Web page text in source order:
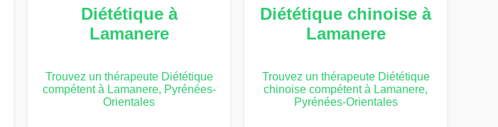
Diététique à
Lamanere
Trouvez un thérapeute Diététique
compétent à Lamanere, Pyrénées-
Orientales
Diététique chinoise à
Lamanere
Trouvez un thérapeute Diététique
chinoise compétent à Lamanere,
Pyrénées-Orientales